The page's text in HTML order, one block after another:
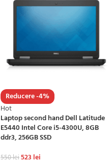
Reducere -4%
Hot
Laptop second hand Dell Latitude
E5440 Intel Core i5-4300U, 8GB
ddr3, 256GB SSD
550lei523 lei